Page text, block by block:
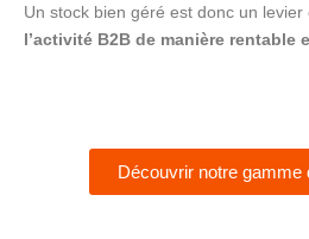
Un stock bien géré est donc un levier
l’activité B2B de manière rentable
Découvrir notre gamme